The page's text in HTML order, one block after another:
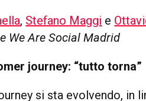
, Stefano Maggi e
We Are Social Madrid
journey: “tutto torna”
si sta evolvendo, in